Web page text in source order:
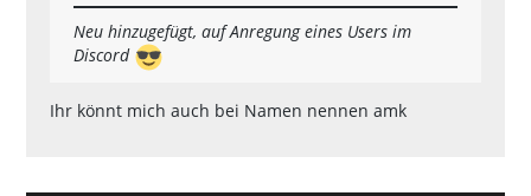
Neu hinzugefügt, auf Anregung eines Users im
Discord
Ihr könnt mich auch bei Namen nennen amk